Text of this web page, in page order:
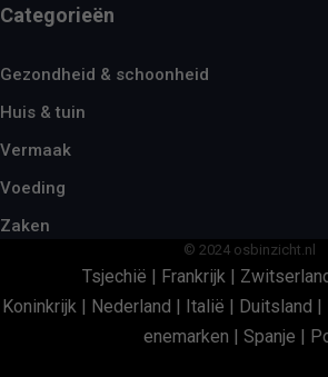
Categorieën
Gezondheid & schoonheid
Huis & tuin
Vermaak
Voeding
Zaken
© 2024 osbinzicht.nl
Tsjechië | Frankrijk |
Koninkrijk | Nederland | Italië | Duitsland |
enemarken | Spanje |